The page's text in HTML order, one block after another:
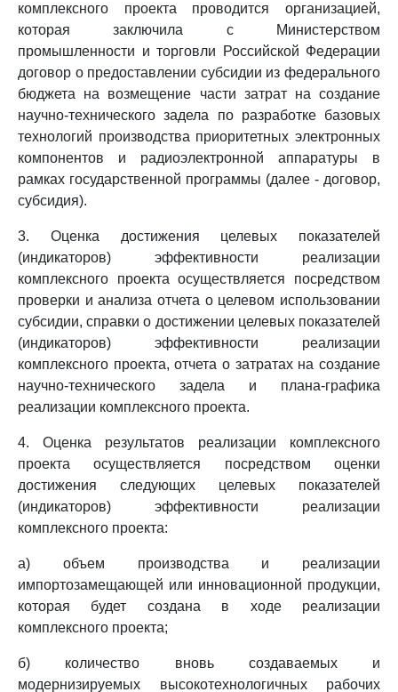
комплексного проекта проводится организацией,
которая заключила с Министерством
промышленности и торговли Российской Федерации
договор о предоставлении субсидии из федерального
бюджета на возмещение части затрат на создание
научно-технического задела по разработке базовых
технологий производства приоритетных электронных
компонентов и радиоэлектронной аппаратуры в
рамках государственной программы (далее - договор,
субсидия).
3. Оценка достижения целевых показателей
(индикаторов) эффективности реализации
комплексного проекта осуществляется посредством
проверки и анализа отчета о целевом использовании
субсидии, справки о достижении целевых показателей
(индикаторов) эффективности реализации
комплексного проекта, отчета о затратах на создание
научно-технического задела и плана-графика
реализации комплексного проекта.
4. Оценка результатов реализации комплексного
проекта осуществляется посредством оценки
достижения следующих целевых показателей
(индикаторов) эффективности реализации
комплексного проекта:
а) объем производства и реализации
импортозамещающей или инновационной продукции,
которая будет создана в ходе реализации
комплексного проекта;
б) количество вновь создаваемых и
модернизируемых высокотехнологичных рабочих